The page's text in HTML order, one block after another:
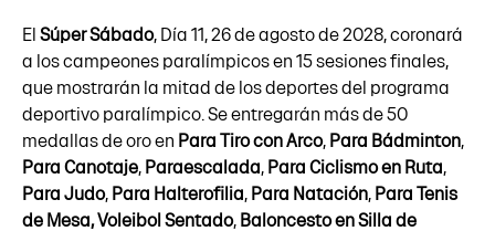
El Súper Sábado, Día 11, 26 de agosto de 2028, coronará
a los campeones paralímpicos en 15 sesiones finales,
que mostrarán la mitad de los deportes del programa
deportivo paralímpico. Se entregarán más de 50
medallas de oro en Para Tiro con Arco, Para Bádminton,
Para Canotaje, Paraescalada, Para Ciclismo en Ruta,
Para Judo, Para Halterofilia, Para Natación, Para Tenis
de Mesa,Voleibol Sentado, Baloncesto en Silla de